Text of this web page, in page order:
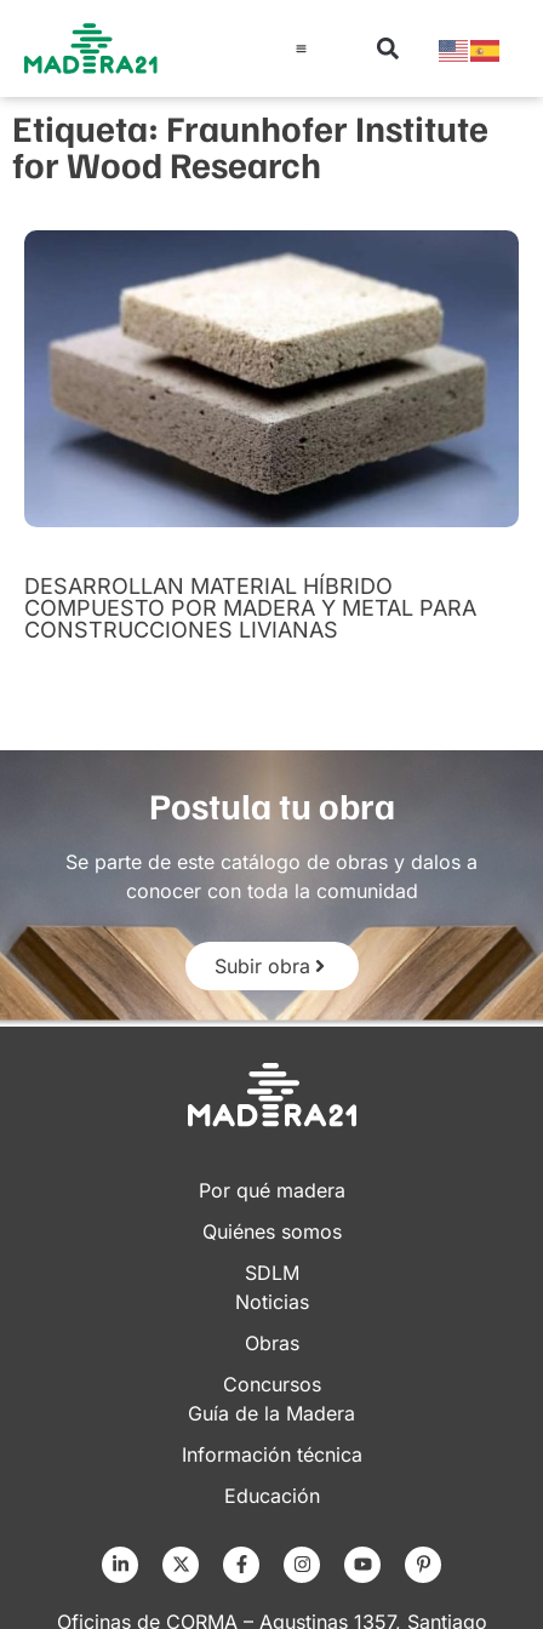
Etiqueta: Fraunhofer Institute
for Wood Research
DESARROLLAN MATERIAL HÍBRIDO
COMPUESTO POR MADERA Y METAL PARA
CONSTRUCCIONES LIVIANAS
Postula tu obra
Se parte de este catálogo de obras y dalos a
conocer con toda la comunidad
Subir obra
Por qué madera
Quiénes somos
SDLM
Noticias
Obras
Concursos
Guía de la Madera
Información técnica
Educación
Oficinas de CORMA – Agustinas 1357, Santiago